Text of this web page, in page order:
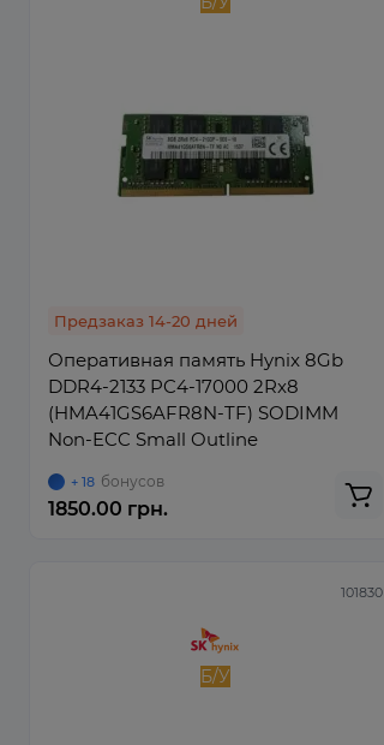
Предзаказ 14-20 дней
Оперативная память Hynix 8Gb
DDR4-2133 PC4-17000 2Rx8
(HMA41GS6AFR8N-TF) SODIMM
Non-ECC Small Outline
+ 18 бонусов
1850.00 грн.
101830
Б/У